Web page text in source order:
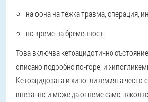
на фона на тежка травма, операция,
по време на бременност.
Това включвакетоацидотично състояние
описано подробно по-горе, и
Кетоацидозата и хипогликемията често
внезапно и може да отнеме само